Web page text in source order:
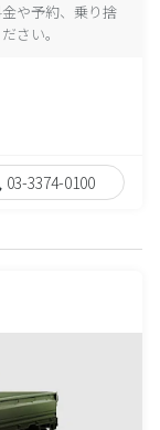
や予約、乗り捨
さい。
03-3374-0100